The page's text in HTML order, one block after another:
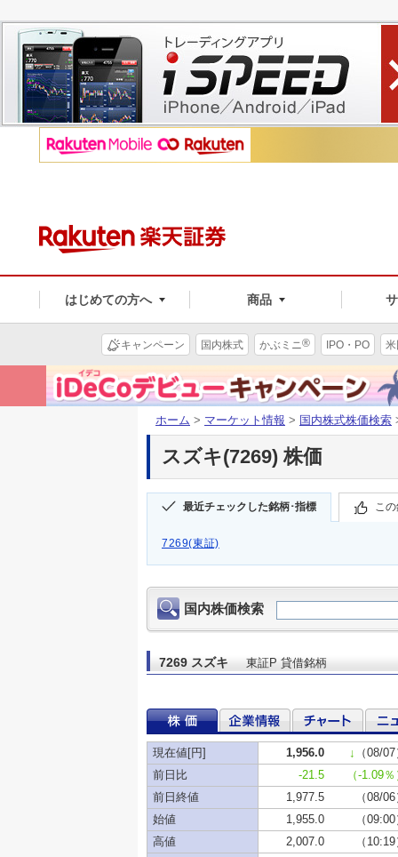
はじめての方へ 商品
キャンペーン 国内株式 かぶミニ® IPO・PO
ホーム > マーケット情報 > 国内株式株価検索
スズキ(7269) 株価
最近チェックした銘柄･指標 こ
7269(東証)